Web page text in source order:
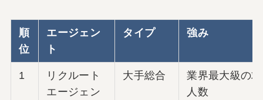
順
位
エージェン
ト
タイプ 強み
1
リクルート
エージェン
大手総合
業界最大級の求
人数